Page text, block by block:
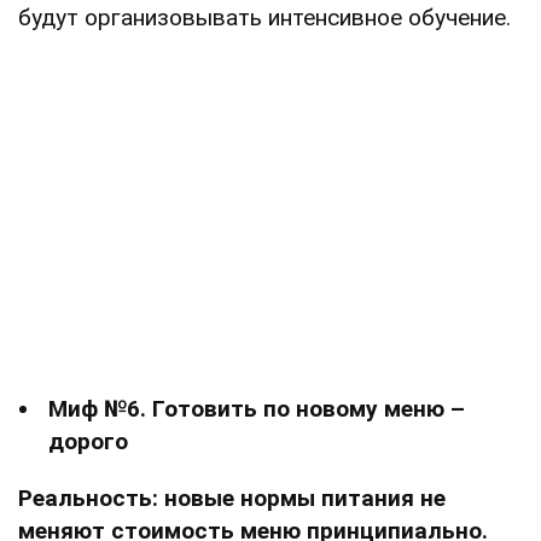
будут организовывать интенсивное обучение.
Миф №6. Готовить по новому меню –
дорого
Реальность: новые нормы питания не
меняют стоимость меню принципиально.